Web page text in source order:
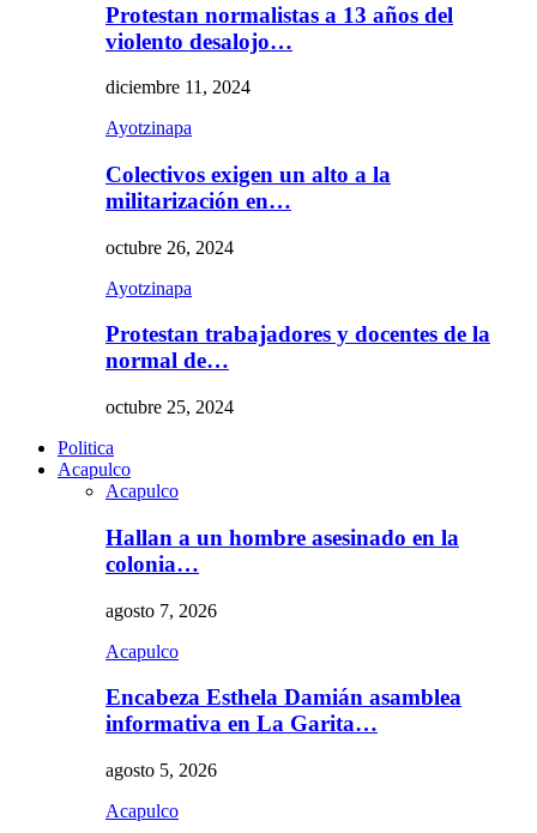
Protestan normalistas a 13 años del
violento desalojo…
diciembre 11, 2024
Ayotzinapa
Colectivos exigen un alto a la
militarización en…
octubre 26, 2024
Ayotzinapa
Protestan trabajadores y docentes de la
normal de…
octubre 25, 2024
Politica
Acapulco
Acapulco
Hallan a un hombre asesinado en la
colonia…
agosto 7, 2026
Acapulco
Encabeza Esthela Damián asamblea
informativa en La Garita…
agosto 5, 2026
Acapulco